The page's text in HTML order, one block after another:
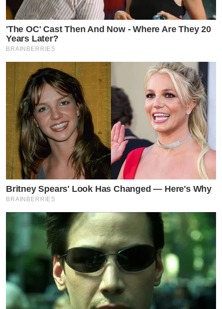
'The OC' Cast Then And Now - Where Are They 20
Years Later?
BRAINBERRIES
Britney Spears' Look Has Changed — Here's Why
BRAINBERRIES